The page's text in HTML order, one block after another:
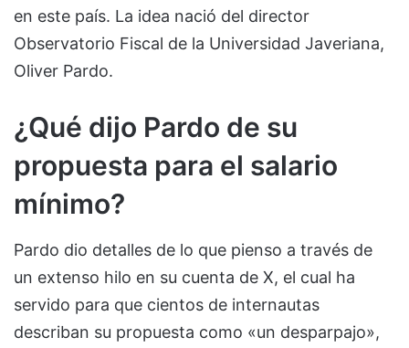
en este país. La idea nació del director
Observatorio Fiscal de la Universidad Javeriana,
Oliver Pardo.
¿Qué dijo Pardo de su
propuesta para el salario
mínimo?
Pardo dio detalles de lo que pienso a través de
un extenso hilo en su cuenta de X, el cual ha
servido para que cientos de internautas
describan su propuesta como «un desparpajo»,